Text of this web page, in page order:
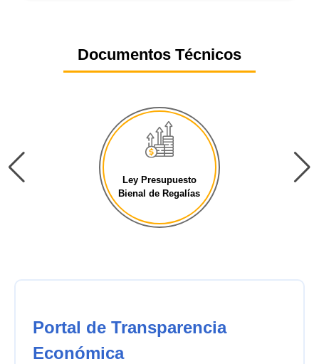
Documentos Técnicos
Ley Presupuesto
Bienal de Regalías
Portal de Transparencia
Económica